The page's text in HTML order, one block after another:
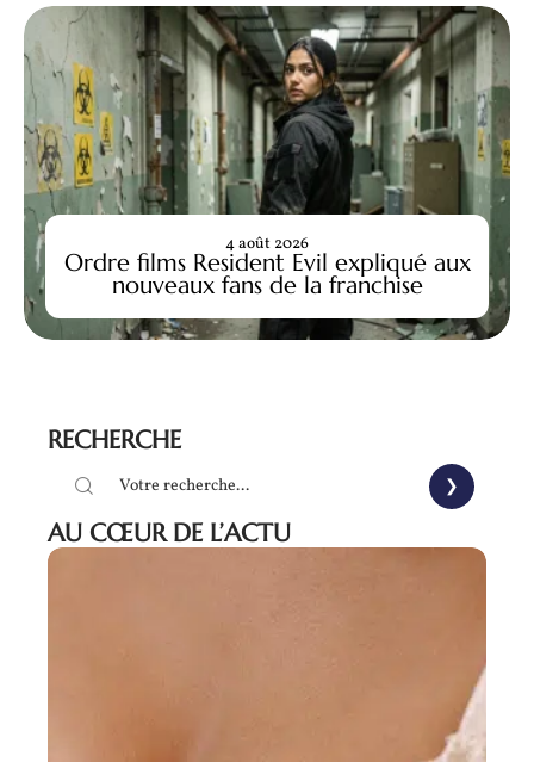
Ordre films Resident Evil expliqué aux
nouveaux fans de la franchise
4 août 2026
RECHERCHE
AU CŒUR DE L’ACTU